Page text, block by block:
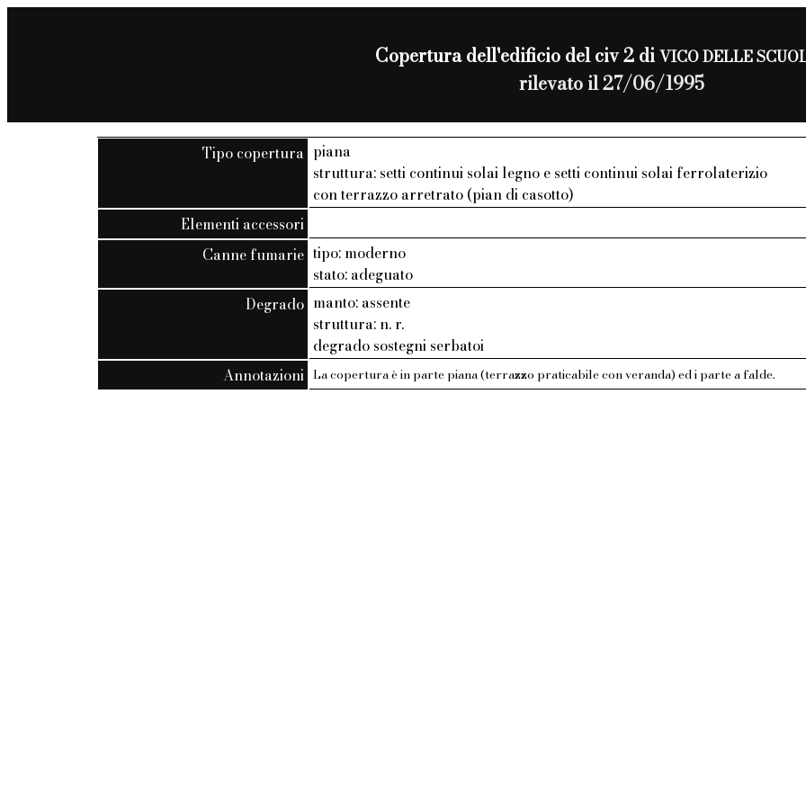
Copertura dell'edificio del civ 2 diVICO DELLE
rilevato il 27/06/1995
Tipo copertura piana
struttura: setti continui solai legno e setti continui solai ferrolaterizio
con terrazzo arretrato (pian di casotto)
Elementi accessori
Canne fumarie tipo: moderno
stato: adeguato
Degrado manto: assente
struttura: n. r.
degrado sostegni serbatoi
Annotazioni La copertura è in parte piana (terrazzo praticabile con veranda) ed i parte a falde.